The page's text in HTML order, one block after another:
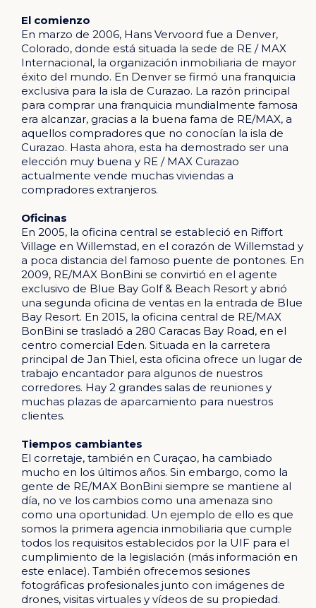
El comienzo
En marzo de 2006, Hans Vervoord fue a Denver,
Colorado, donde está situada la sede de RE / MAX
Internacional, la organización inmobiliaria de mayor
éxito del mundo. En Denver se firmó una franquicia
exclusiva para la isla de Curazao. La razón principal
para comprar una franquicia mundialmente famosa
era alcanzar, gracias a la buena fama de RE/MAX, a
aquellos compradores que no conocían la isla de
Curazao. Hasta ahora, esta ha demostrado ser una
elección muy buena y RE / MAX Curazao
actualmente vende muchas viviendas a
compradores extranjeros.
Oficinas
En 2005, la oficina central se estableció en Riffort
Village en Willemstad, en el corazón de Willemstad y
a poca distancia del famoso puente de pontones. En
2009, RE/MAX BonBini se convirtió en el agente
exclusivo de Blue Bay Golf & Beach Resort y abrió
una segunda oficina de ventas en la entrada de Blue
Bay Resort. En 2015, la oficina central de RE/MAX
BonBini se trasladó a 280 Caracas Bay Road, en el
centro comercial Eden. Situada en la carretera
principal de Jan Thiel, esta oficina ofrece un lugar de
trabajo encantador para algunos de nuestros
corredores. Hay 2 grandes salas de reuniones y
muchas plazas de aparcamiento para nuestros
clientes.
Tiempos cambiantes
El corretaje, también en Curaçao, ha cambiado
mucho en los últimos años. Sin embargo, como la
gente de RE/MAX BonBini siempre se mantiene al
día, no ve los cambios como una amenaza sino
como una oportunidad. Un ejemplo de ello es que
somos la primera agencia inmobiliaria que cumple
todos los requisitos establecidos por la UIF para el
cumplimiento de la legislación (más información en
este enlace). También ofrecemos sesiones
fotográficas profesionales junto con imágenes de
drones, visitas virtuales y vídeos de su propiedad.